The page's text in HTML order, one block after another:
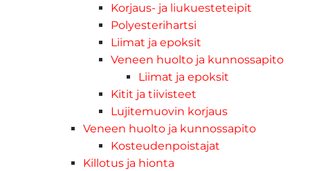
Korjaus- ja liukuesteteipit
Polyesterihartsi
Liimat ja epoksit
Veneen huolto ja kunnossapito
Liimat ja epoksit
Kitit ja tiivisteet
Lujitemuovin korjaus
Veneen huolto ja kunnossapito
Kosteudenpoistajat
Killotus ja hionta